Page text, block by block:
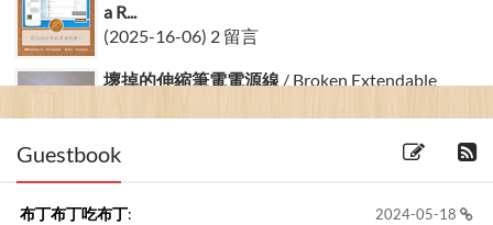
a R...
(2025-16-06) 2 留言
壞掉的伸縮筆電電源線 / Broken Extendable
Guestbook
2024-05-18
布丁布丁吃布丁: